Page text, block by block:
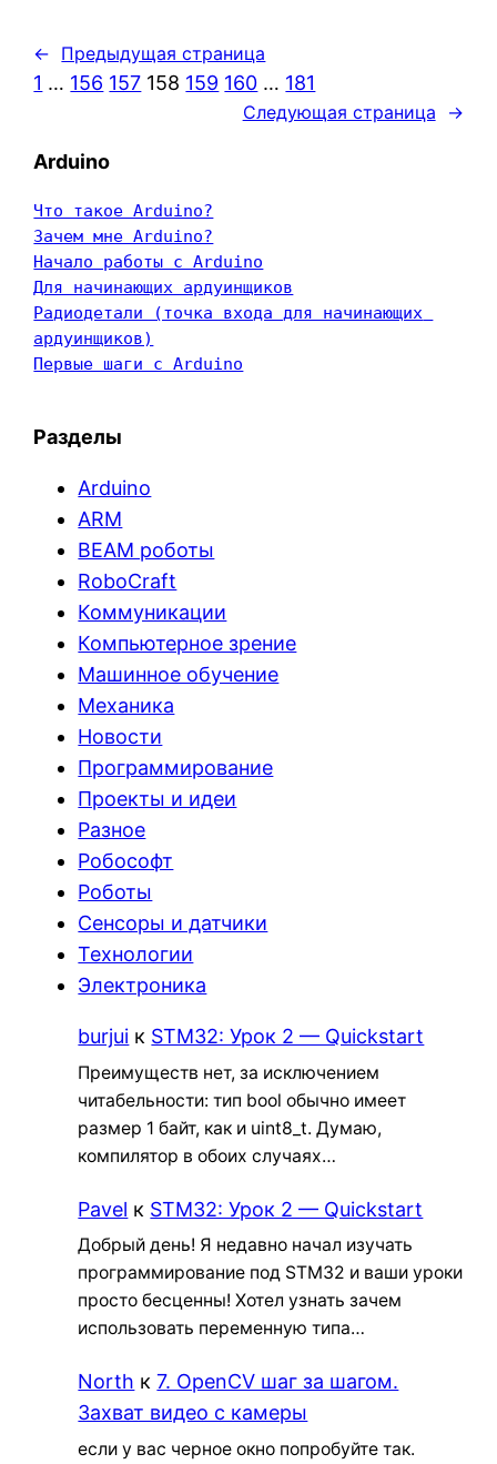
← Предыдущая страница
1 … 156 157 158 159 160 … 181
Следующая страница →
Arduino
Что такое Arduino?
Зачем мне Arduino?
Начало работы с Arduino
Для начинающих ардуинщиков
Радиодетали (точка входа для начинающих
ардуинщиков)
Первые шаги с Arduino
Разделы
Arduino
ARM
BEAM роботы
RoboCraft
Коммуникации
Компьютерное зрение
Машинное обучение
Механика
Новости
Программирование
Проекты и идеи
Разное
Робософт
Роботы
Сенсоры и датчики
Технологии
Электроника
burjui к STM32: Урок 2 — Quickstart
Преимуществ нет, за исключением
читабельности: тип bool обычно имеет
размер 1 байт, как и uint8_t. Думаю,
компилятор в обоих случаях…
Pavel к STM32: Урок 2 — Quickstart
Добрый день! Я недавно начал изучать
программирование под STM32 и ваши уроки
просто бесценны! Хотел узнать зачем
использовать переменную типа…
North к7. OpenCV шаг за шагом.
Захват видео с камеры
если у вас черное окно попробуйте так.